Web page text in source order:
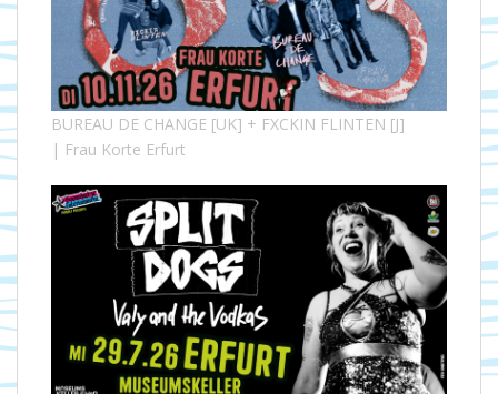
BUREAU DE CHANGE [UK] + FXCKIN FLINTEN [J]
| Frau Korte Erfurt